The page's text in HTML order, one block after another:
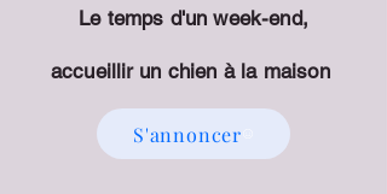
Le temps d'un week-end,
accueillirun chien à la maison
S'annoncer